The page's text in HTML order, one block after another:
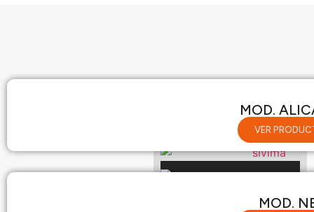
VISITA TAMBIÉN
MOD.
VER
MOD.